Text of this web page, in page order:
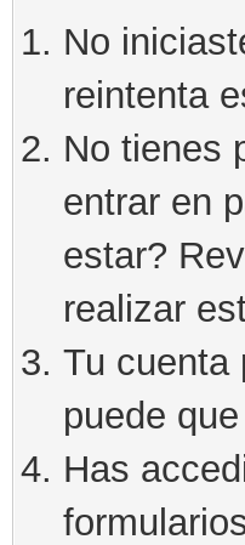
No
reintenta
No tienes
entrar en
estar?
realizar
Tu cuenta
puede
Has